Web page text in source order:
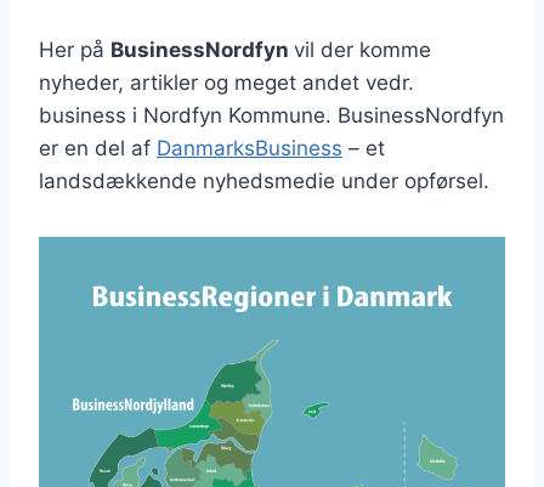
Her på BusinessNordfyn vil der komme
nyheder, artikler og meget andet vedr.
business i Nordfyn Kommune. BusinessNordfyn
er en del af DanmarksBusiness – et
landsdækkende nyhedsmedie under opførsel.